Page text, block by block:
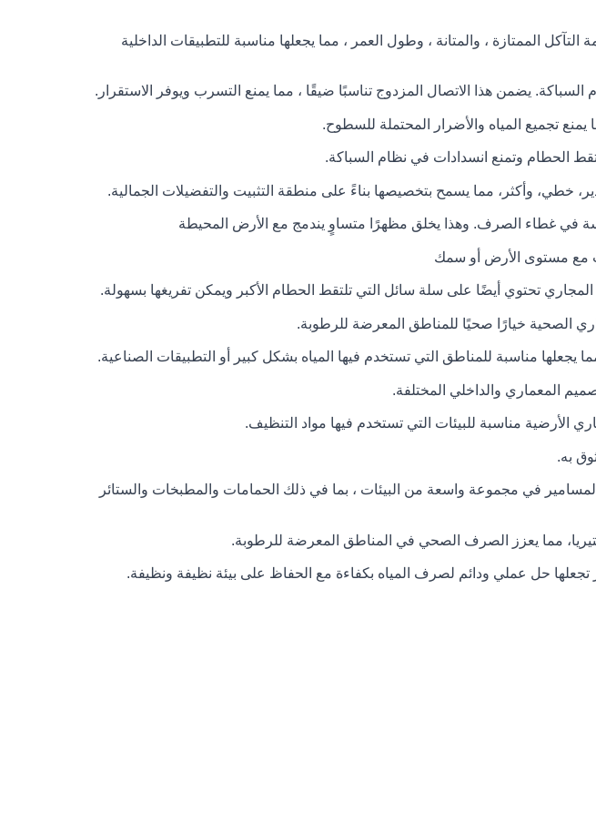
الممتازة ، والمتانة ، وطول العمر ، مما يجعلها مناسبة للتطبيقات الداخلية
يضمن هذا الاتصال المزدوج تناسبًا ضيقًا ، مما يمنع التسرب ويوفر الاستقرار.
تجميع المياه والأضرار المحتملة للسطوح.
الحطام وتمنع انسدادات في نظام السباكة.
خطي، وأكثر، مما يسمح بتخصيصها بناءً على منطقة التثبيت والتفضيلات الجمالية.
في غطاء الصرف. وهذا يخلق مظهرًا متساوٍ يندمج مع الأرض المحيطة
مع مستوى الأرض أو سمك
تحتوي أيضًا على سلة سائل التي تلتقط الحطام الأكبر ويمكن تفريغها بسهولة.
الصحية خيارًا صحيًا للمناطق المعرضة للرطوبة.
يجعلها مناسبة للمناطق التي تستخدم فيها المياه بشكل كبير أو التطبيقات الصناعية.
المعماري والداخلي المختلفة.
الأرضية مناسبة للبيئات التي تستخدم فيها مواد التنظيف.
به.
في مجموعة واسعة من البيئات ، بما في ذلك الحمامات والمطبخات والستائر
مما يعزز الصرف الصحي في المناطق المعرضة للرطوبة.
تجعلها حل عملي ودائم لصرف المياه بكفاءة مع الحفاظ على بيئة نظيفة ونظيفة.